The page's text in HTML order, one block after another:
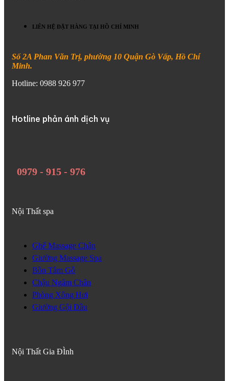
LIÊN HỆ ĐẶT HÀNG TẠI HỒ CHÍ MINH
Số 2A Phan Văn Trị, phường 10 Quận Gò Vấp, Hồ Chí
Minh.
Hotline: 0988 926 977
Hotline phản ánh dịch vụ
0979 - 915 - 976
Nội Thất spa
Ghế Massage Chân
Giường Massage Spa
Bồn Tắm Gỗ
Chậu Ngâm Chân
Phòng Xông Hơi
Giường Gội Đầu
Nội Thất Gia ĐÌnh